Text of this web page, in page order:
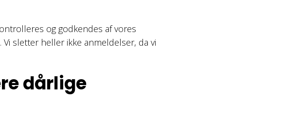
og godkendes af vores
sletter heller ikke anmeldelser, da vi
dårlige